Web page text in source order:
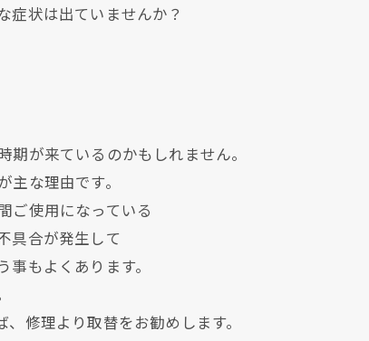
症状は出ていませんか？
が来ているのかもしれません。
な理由です。
ご使用になっている
具合が発生して
もよくあります。
修理より取替をお勧めします。